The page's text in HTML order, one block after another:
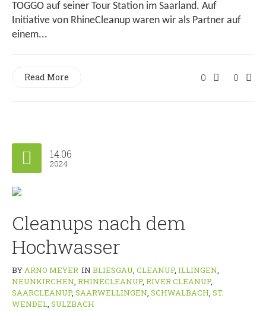
TOGGO auf seiner Tour Station im Saarland. Auf
Initiative von RhineCleanup waren wir als Partner auf
einem...
0 0
Read More
14.06
2024
Cleanups nach dem
Hochwasser
BYARNO MEYER IN BLIESGAU, CLEANUP, ILLINGEN,
NEUNKIRCHEN, RHINECLEANUP, RIVER CLEANUP,
SAARCLEANUP, SAARWELLINGEN, SCHWALBACH, ST.
WENDEL, SULZBACH